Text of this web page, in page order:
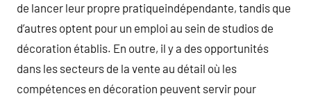
de lancer leur propre pratiqueindépendante, tandis que
d’autres optent pour un emploi au sein de studios de
décoration établis. En outre, il y a des opportunités
dans les secteurs de la vente au détail où les
compétences en décoration peuvent servir pour